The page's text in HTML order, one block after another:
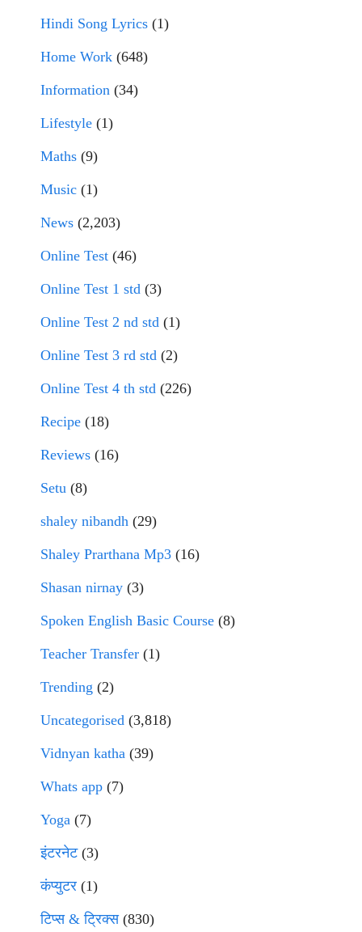
Hindi Song Lyrics (1)
Home Work (648)
Information (34)
Lifestyle (1)
Maths (9)
Music (1)
News (2,203)
Online Test (46)
Online Test 1 std (3)
Online Test 2 nd std (1)
Online Test 3 rd std (2)
Online Test 4 th std (226)
Recipe (18)
Reviews (16)
Setu (8)
shaley nibandh (29)
Shaley Prarthana Mp3 (16)
Shasan nirnay (3)
Spoken English Basic Course (8)
Teacher Transfer (1)
Trending (2)
Uncategorised (3,818)
Vidnyan katha (39)
Whats app (7)
Yoga (7)
इंटरनेट(3)
कंप्युटर (1)
टिप्स & ट्रिक्स(830)